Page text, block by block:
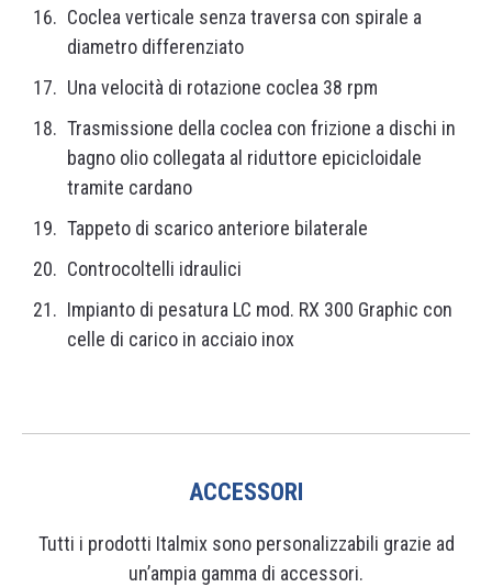
Coclea verticale senza traversa con spirale a
diametro differenziato
Una velocità di rotazione coclea 38 rpm
Trasmissione della coclea con frizione a dischi in
bagno olio collegata al riduttore epicicloidale
tramite cardano
Tappeto di scarico anteriore bilaterale
Controcoltelli idraulici
Impianto di pesatura LC mod. RX 300 Graphic con
celle di carico in acciaio inox
ACCESSORI
Tutti i prodotti Italmix sono personalizzabili grazie ad
un’ampia gamma di accessori.